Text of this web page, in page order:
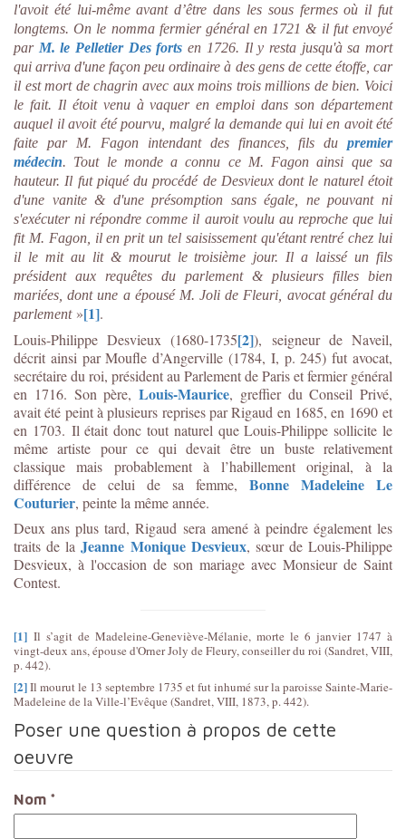
l'avoit été lui-même avant d’être dans les sous fermes où il fut
longtems. On le nomma fermier général en 1721 & il fut envoyé
par M. le Pelletier Des forts en 1726. Il y resta jusqu'à sa mort
qui arriva d'une façon peu ordinaire à des gens de cette étoffe, car
il est mort de chagrin avec aux moins trois millions de bien. Voici
le fait. Il étoit venu à vaquer en emploi dans son département
auquel il avoit été pourvu, malgré la demande qui lui en avoit été
faite par M. Fagon intendant des finances, fils du premier
médecin. Tout le monde a connu ce M. Fagon ainsi que sa
hauteur. Il fut piqué du procédé de Desvieux dont le naturel étoit
d'une vanite & d'une présomption sans égale, ne pouvant ni
s'exécuter ni répondre comme il auroit voulu au reproche que lui
fit M. Fagon, il en prit un tel saisissement qu'étant rentré chez lui
il le mit au lit & mourut le troisième jour. Il a laissé un fils
président aux requêtes du parlement & plusieurs filles bien
mariées, dont une a épousé M. Joli de Fleuri, avocat général du
parlement»[1].
Louis-Philippe Desvieux (1680-1735[2]), seigneur de Naveil,
décrit ainsi par Moufle d’Angerville (1784, I, p. 245) fut avocat,
secrétaire du roi, président au Parlement de Paris et fermier général
en 1716. Son père, Louis-Maurice, greffier du Conseil Privé,
avait été peint à plusieurs reprises par Rigaud en 1685, en 1690 et
en 1703. Il était donc tout naturel que Louis-Philippe sollicite le
même artiste pour ce qui devait être un buste relativement
classique mais probablement à l’habillement original, à la
différence de celui de sa femme, Bonne Madeleine Le
Couturier, peinte la même année.
Deux ans plus tard, Rigaud sera amené à peindre également les
traits de laJeanne Monique Desvieux, sœur de Louis-Philippe
Desvieux, à l'occasion de son mariage avec Monsieur de Saint
Contest.
[1] Il s’agit de Madeleine-Geneviève-Mélanie, morte le 6 janvier 1747 à
vingt-deux ans, épouse d'Orner Joly de Fleury, conseiller du roi (Sandret, VIII,
p. 442).
[2]Il mourut le 13 septembre 1735 et fut inhumé sur la paroisse Sainte-Marie-
Madeleine de la Ville-l’Evêque (Sandret, VIII, 1873, p. 442).
Poser une question à propos de cette
oeuvre
Nom *